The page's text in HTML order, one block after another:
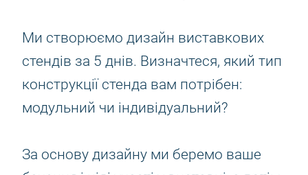
Ми створюємо дизайн виставкових
стендів за 5 днів. Визначтеся, який тип
конструкції стенда вам потрібен:
модульний чи індивідуальний?
За основу дизайну ми беремо ваше